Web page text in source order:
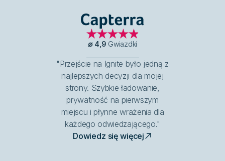
Capterra
∅ 4,9 Gwiazdki
"Przejście na Ignite było jedną z
najlepszych decyzji dla mojej
strony. Szybkie ładowanie,
prywatność na pierwszym
miejscu i płynne wrażenia dla
każdego odwiedzającego."
Dowiedz się więcej